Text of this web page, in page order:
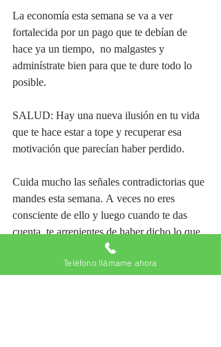
La economía esta semana se va a ver
fortalecida por un pago que te debían de
hace ya un tiempo,  no malgastes y
adminístrate bien para que te dure todo lo
posible.
SALUD: Hay una nueva ilusión en tu vida
que te hace estar a tope y recuperar esa
motivación que parecían haber perdido.
Cuida mucho las señales contradictorias que
mandes esta semana. A veces no eres
consciente de ello y luego cuando te das
cuenta, te arrepientes de haber dicho lo que
Teléfono llámame ahora